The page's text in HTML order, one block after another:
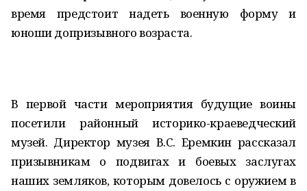
время предстоит надеть военную форму и
юноши допризывного возраста.
В первой части мероприятия будущие воины
посетили районный историко-краеведческий
музей. Директор музея В.С. Еремкин рассказал
призывникам о подвигах и боевых заслугах
наших земляков, которым довелось с оружием в